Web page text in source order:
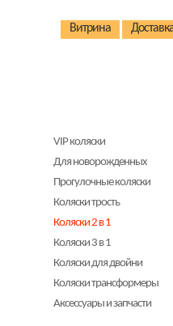
Витрина
VIP коляски
Для новорожденных
Прогулочные коляски
Коляски трость
Коляски 2 в 1
Коляски 3 в 1
Коляски для двойни
Коляски трансформеры
Аксессуары и запчасти